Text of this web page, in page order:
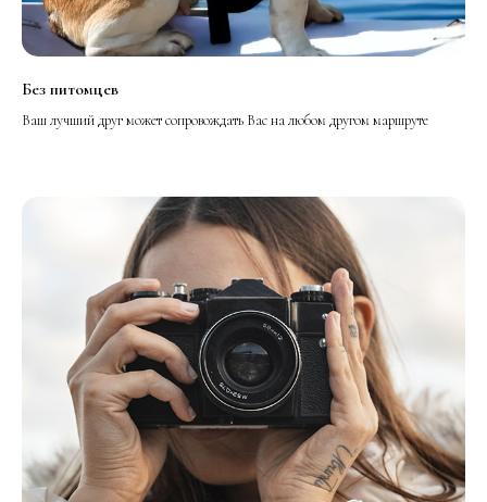
Без питомцев
Ваш лучший друг может сопровождать Вас на любом другом маршруте